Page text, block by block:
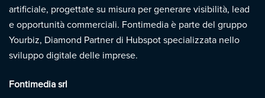
artificiale, progettate su misura per generare visibilità, lead
e opportunità commerciali. Fontimedia è parte del gruppo
Yourbiz, Diamond Partner di Hubspot specializzata nello
sviluppo digitale delle imprese.
Fontimedia srl